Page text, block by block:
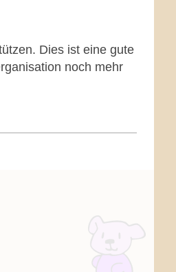
Dies ist eine gute
noch mehr